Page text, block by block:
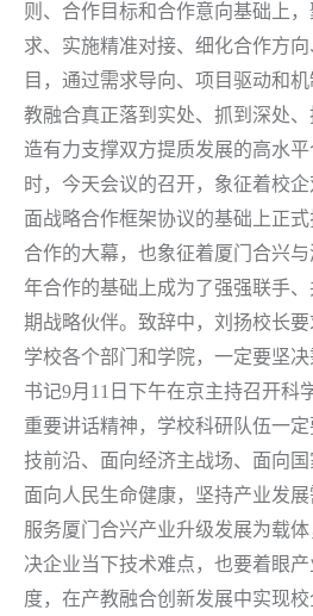
则、合作目标和合作意向基础上
求、实施精准对接、细化合作方
目，通过需求导向、项目驱动和
教融合真正落到实处、抓到深处
造有力支撑双方提质发展的高水平
时，今天会议的召开，象征着校
面战略合作框架协议的基础上正
合作的大幕，也象征着厦门合兴
年合作的基础上成为了强强联手
期战略伙伴。致辞中，刘扬校长
学校各个部门和学院，一定要坚
书记9月11日下午在京主持召开科
重要讲话精神，学校科研队伍一
技前沿、面向经济主战场、面向国
面向人民生命健康，坚持产业发
服务厦门合兴产业升级发展为载
决企业当下技术难点，也要着眼
度，在产教融合创新发展中实现校